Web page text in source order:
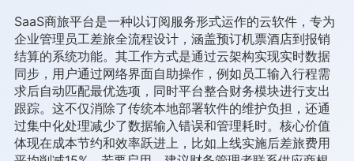
SaaS商旅平台是一种以订阅服务形式运作的云软件，专为
企业管理员工差旅全流程设计，涵盖预订机票酒店到报销
结算的系统功能。其工作方式是通过云架构实现实时数据
同步，用户通过网络界面自助操作，例如员工输入行程需
求后自动匹配最优选项，同时平台整合财务模块进行支出
跟踪。这不仅消除了传统本地部署软件的维护负担，还通
过集中化处理减少了数据输入错误和管理耗时。核心价值
体现在成本节约和效率跃进上，比如上线实施后差旅费用